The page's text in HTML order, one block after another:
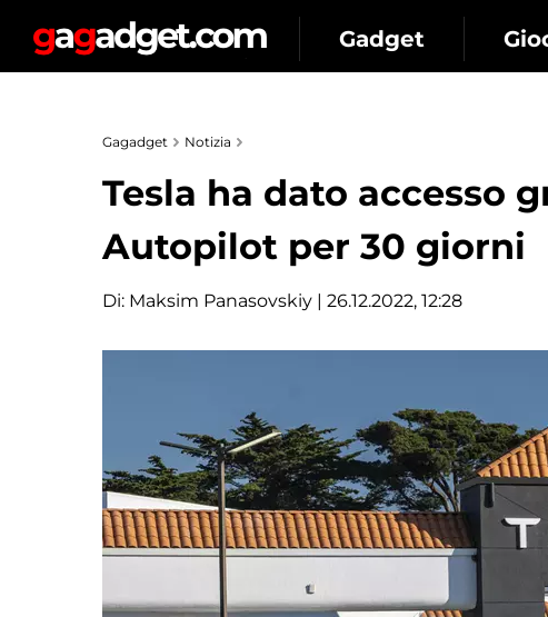
Gadget
Gagadget Notizia
Tesla ha dato accesso
Autopilot per 30 giorni
Di: Maksim Panasovskiy | 26.12.2022, 12:28